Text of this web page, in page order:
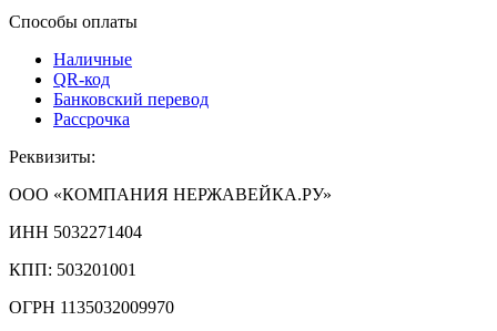
Способы оплаты
Наличные
QR-код
Банковский перевод
Рассрочка
Реквизиты:
ООО «КОМПАНИЯ НЕРЖАВЕЙКА.РУ»
ИНН 5032271404
КПП: 503201001
ОГРН 1135032009970